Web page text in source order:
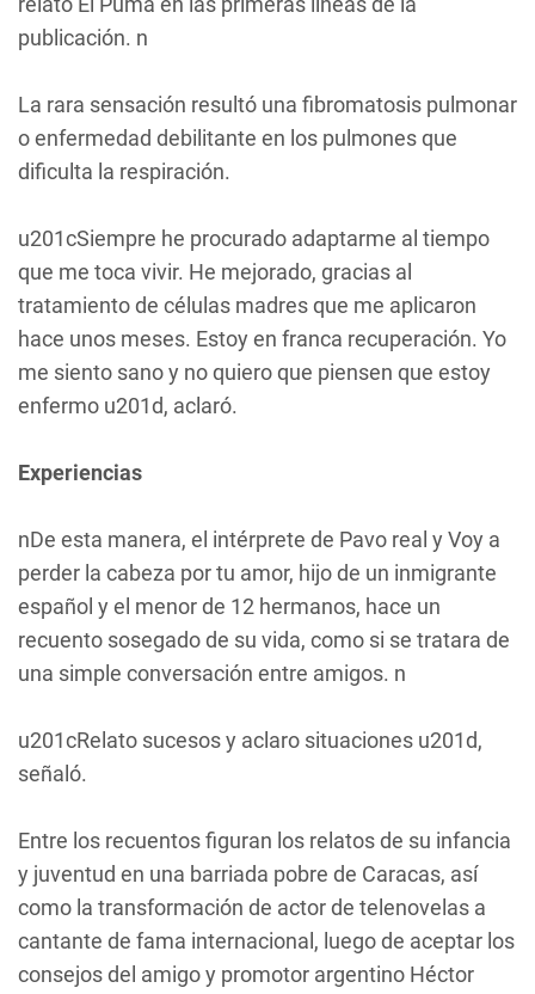
publicación. n
La rara sensación resultó una fibromatosis pulmonar
o enfermedad debilitante en los pulmones que
dificulta la respiración.
u201cSiempre he procurado adaptarme al tiempo
que me toca vivir. He mejorado, gracias al
tratamiento de células madres que me aplicaron
hace unos meses. Estoy en franca recuperación. Yo
me siento sano y no quiero que piensen que estoy
enfermo u201d, aclaró.
Experiencias
nDe esta manera, el intérprete de Pavo real y Voy a
perder la cabeza por tu amor, hijo de un inmigrante
español y el menor de 12 hermanos, hace un
recuento sosegado de su vida, como si se tratara de
una simple conversación entre amigos. n
u201cRelato sucesos y aclaro situaciones u201d,
señaló.
Entre los recuentos figuran los relatos de su infancia
y juventud en una barriada pobre de Caracas, así
como la transformación de actor de telenovelas a
cantante de fama internacional, luego de aceptar los
consejos del amigo y promotor argentino Héctor